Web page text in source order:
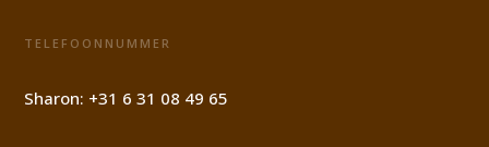
TELEFOONNUMMER
Sharon: +31 6 31 08 49 65